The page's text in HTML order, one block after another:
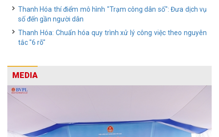
Thanh Hóa thí điểm mô hình "Trạm công dân số": Đưa dịch vụ
số đến gần người dân
Thanh Hóa: Chuẩn hóa quy trình xử lý công việc theo nguyên
tắc "6 rõ"
MEDIA